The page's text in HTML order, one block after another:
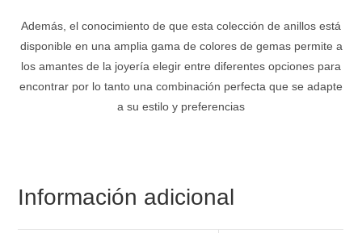
Además, el conocimiento de que esta colección de anillos está
disponible en una amplia gama de colores de gemas permite a
los amantes de la joyería elegir entre diferentes opciones para
encontrar por lo tanto una combinación perfecta que se adapte
a su estilo y preferencias
Información adicional